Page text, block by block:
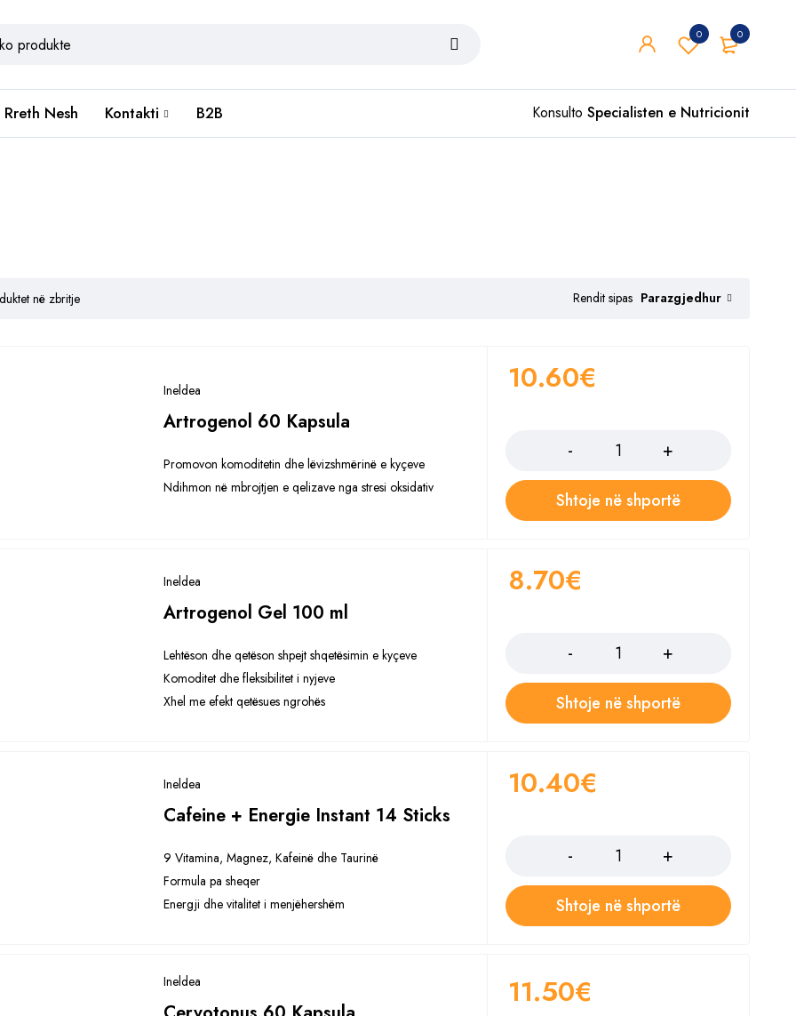
0
0
Rreth Nesh Kontakti B2B Konsulto Specialisten e Nutricionit
Rendit sipas Parazgjedhur
në zbritje
Ineldea
Artrogenol 60 Kapsula
Promovon komoditetin dhe lëvizshmërinë e kyçeve
Ndihmon në mbrojtjen e qelizave nga stresi oksidativ
10.60€
Shtoje në shportë
Ineldea
Artrogenol Gel 100 ml
Lehtëson dhe qetëson shpejt shqetësimin e kyçeve
Komoditet dhe fleksibilitet i nyjeve
Xhel me efekt qetësues ngrohës
8.70€
Shtoje në shportë
Ineldea
Cafeine + Energie Instant 14 Sticks
9 Vitamina, Magnez, Kafeinë dhe Taurinë
Formula pa sheqer
Energji dhe vitalitet i menjëhershëm
10.40€
Shtoje në shportë
Ineldea 11.50€